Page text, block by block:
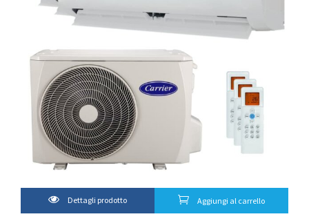
Dettagli prodotto Aggiungi al carrello